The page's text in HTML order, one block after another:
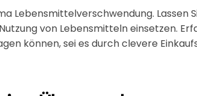
Lebensmittelverschwendung. Lassen
von Lebensmitteln einsetzen.
können, sei es durch clevere